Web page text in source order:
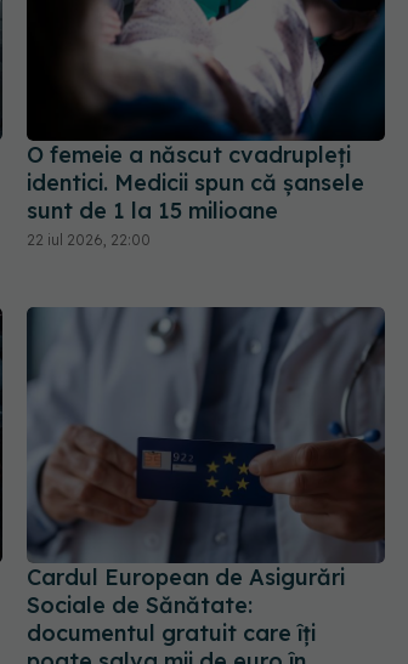
O femeie a născut cvadrupleți
identici. Medicii spun că șansele
sunt de 1 la 15 milioane
22 iul 2026, 22:00
Cardul European de Asigurări
Sociale de Sănătate:
documentul gratuit care îți